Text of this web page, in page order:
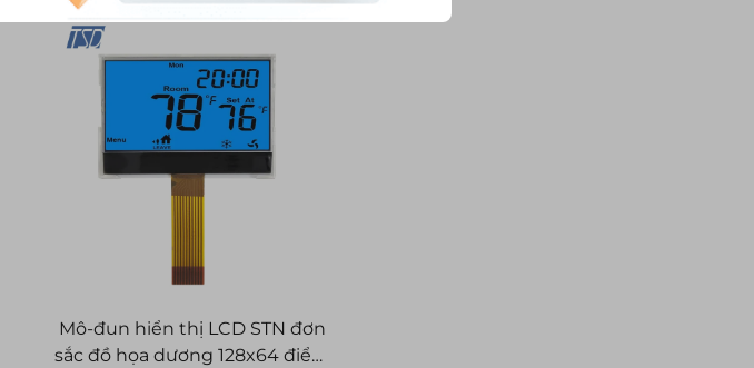
Mô-đun hiển thị LCD STN đơn
sắc đồ họa dương 128x64 điểm